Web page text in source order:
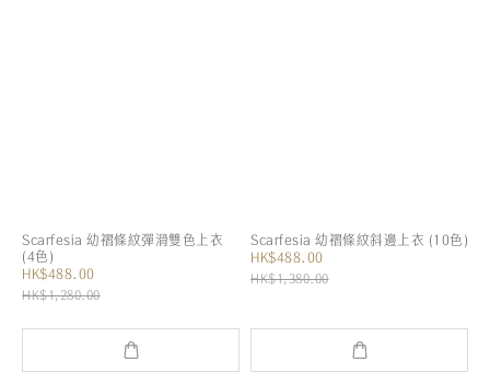
Scarfesia 幼褶條紋彈滑雙色上衣
(4色)
HK$488.00
HK$1,280.00
Scarfesia 幼褶條紋斜邊上衣 (10色)
HK$488.00
HK$1,380.00